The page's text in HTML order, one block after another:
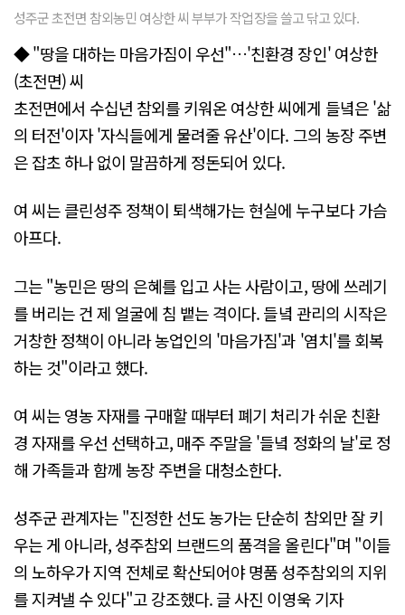
성주군 초전면 참외농민 여상한 씨 부부가 작업장을 쓸고 닦고 있다.
◆ "땅을 대하는 마음가짐이 우선"…'친환경 장인' 여상한
(초전면) 씨
초전면에서 수십년 참외를 키워온 여상한 씨에게 들녘은 '삶
의 터전'이자 '자식들에게 물려줄 유산'이다. 그의 농장 주변
은 잡초 하나 없이 말끔하게 정돈되어 있다.
여 씨는 클린성주 정책이 퇴색해가는 현실에 누구보다 가슴
아프다.
그는 "농민은 땅의 은혜를 입고 사는 사람이고, 땅에 쓰레기
를 버리는 건 제 얼굴에 침 뱉는 격이다. 들녘 관리의 시작은
거창한 정책이 아니라 농업인의 '마음가짐'과 '염치'를 회복
하는 것"이라고 했다.
여 씨는 영농 자재를 구매할 때부터 폐기 처리가 쉬운 친환
경 자재를 우선 선택하고, 매주 주말을 '들녘 정화의 날'로 정
해 가족들과 함께 농장 주변을 대청소한다.
성주군 관계자는 "진정한 선도 농가는 단순히 참외만 잘 키
우는 게 아니라, 성주참외 브랜드의 품격을 올린다"며 "이들
의 노하우가 지역 전체로 확산되어야 명품 성주참외의 지위
를 지켜낼 수 있다"고 강조했다. 글 사진 이영욱 기자